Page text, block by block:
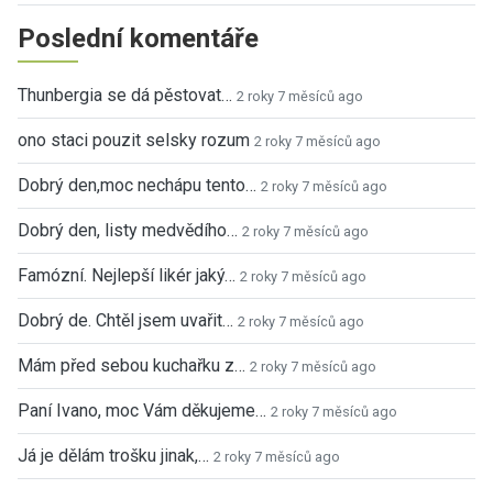
Poslední komentáře
Thunbergia se dá pěstovat… 2 roky 7 měsíců ago
ono staci pouzit selsky rozum 2 roky 7 měsíců ago
Dobrý den,moc nechápu tento… 2 roky 7 měsíců ago
Dobrý den, listy medvědího… 2 roky 7 měsíců ago
Famózní. Nejlepší likér jaký… 2 roky 7 měsíců ago
Dobrý de. Chtěl jsem uvařit… 2 roky 7 měsíců ago
Mám před sebou kuchařku z… 2 roky 7 měsíců ago
Paní Ivano, moc Vám děkujeme… 2 roky 7 měsíců ago
Já je dělám trošku jinak,… 2 roky 7 měsíců ago